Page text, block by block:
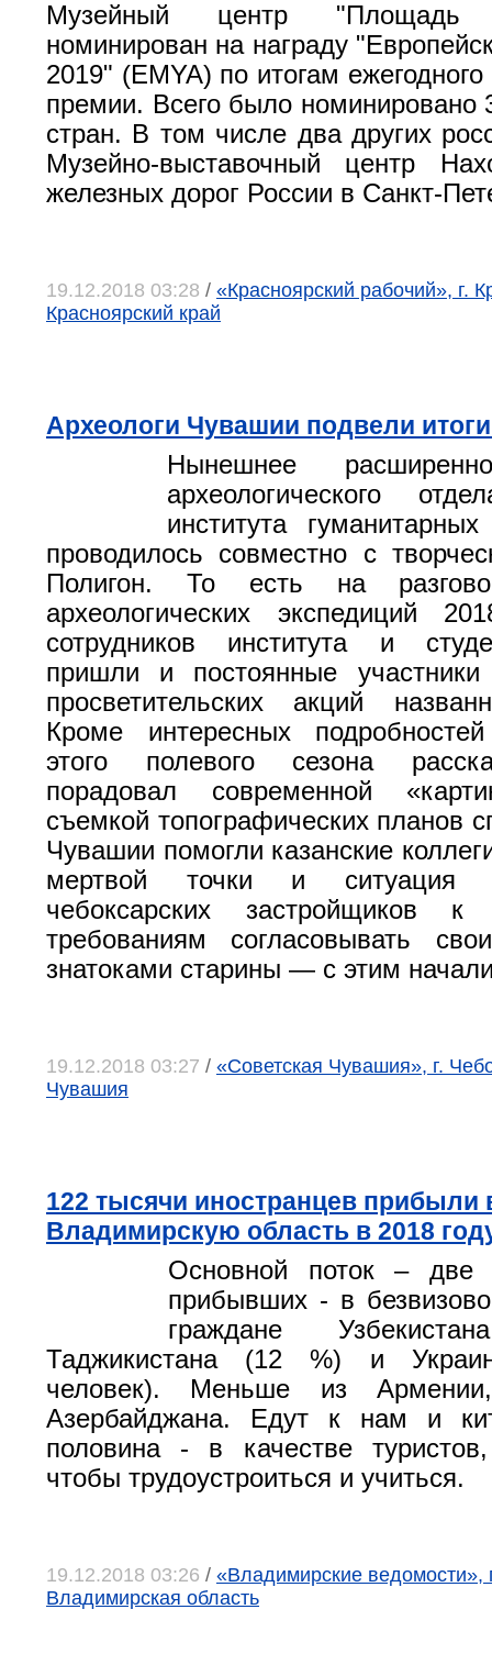
Музейный центр
номинирован на награду
2019" (EMYA) по итогам
премии. Всего было номинировано
стран. В том числе два других
Музейно-выставочный центр
железных дорог России в Санкт-
19.12.2018 03:28 / «Красноярский рабочий», г.
Красноярский край
Археологи Чувашии подвели
Нынешнее
археологического
института
проводилось совместно с
Полигон. То есть на
археологических экспедиций
сотрудников института и
пришли и постоянные
просветительских акций
Кроме интересных
этого полевого сезона
порадовал современной
съемкой топографических планов
Чувашии помогли казанские
мертвой точки и ситуация
чебоксарских застройщиков к
требованиям согласовывать
знатоками старины — с этим
19.12.2018 03:27 / «Советская Чувашия», г.
Чувашия
122 тысячи иностранцев прибыли
Владимирскую область в 2018
Основной поток – две
прибывших - в
граждане
Таджикистана (12 %) и
человек). Меньше из
Азербайджана. Едут к нам и
половина - в качестве
чтобы трудоустроиться и учиться.
19.12.2018 03:26 / «Владимирские ведомости»,
Владимирская область